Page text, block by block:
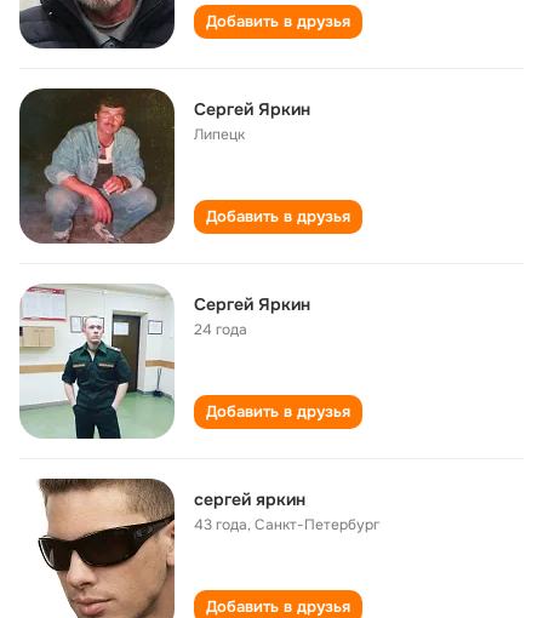
Добавить в друзья
Сергей Яркин
Липецк
Добавить в друзья
Сергей Яркин
24 года
Добавить в друзья
сергей яркин
43 года,Санкт-Петербург
Добавить в друзья